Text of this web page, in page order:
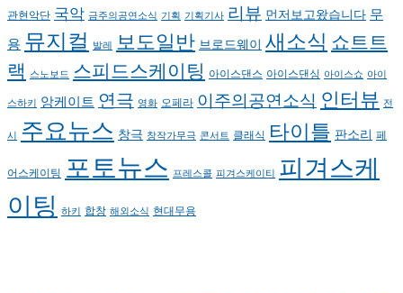
관현악단 국악 금주의공연소식 기획 기획기사 리뷰 먼저보고왔습니다 무
용 뮤지컬 발레 보도일반 브로드웨이 새소식쇼트트
랙 스노보드 스피드스케이팅 아이스댄스 아이스댄싱 아이스쇼 아이
스하키 앙케이트 연극 영화 오페라 이주의공연소식 인터뷰 전
시 주요뉴스 창극 창작가무극 콘서트 클래식 타이틀 판소리 페
어스케이팅 포토뉴스 프레스콜 피겨스케이티 피겨스케
이팅 하키 합창 해외소식 현대무용